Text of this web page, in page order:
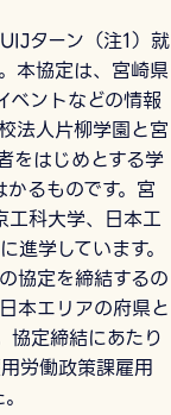
ターン（注1）就
本協定は、宮崎県
ベントなどの情報
法⼈⽚柳学園と宮
をはじめとする学
るものです。宮
科⼤学、⽇本⼯
学しています。
協定を締結するの
本エリアの府県と
協定締結にあたり
労働政策課雇用